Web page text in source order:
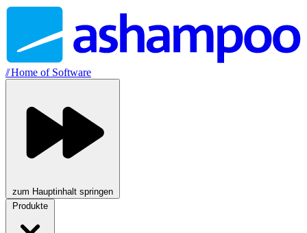
//Home of Software
zum Hauptinhalt springen
Produkte